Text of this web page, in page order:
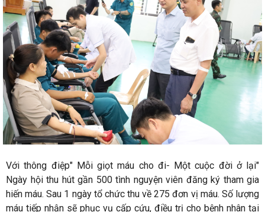
Với thông điệp" Mỗi giọt máu cho đi- Một cuộc đời ở lại"
Ngày hội thu hút gần 500 tình nguyện viên đăng ký tham gia
hiến máu. Sau 1 ngày tổ chức thu về 275 đơn vị máu. Số lượng
máu tiếp nhận sẽ phục vụ cấp cứu, điều trị cho bệnh nhân tại